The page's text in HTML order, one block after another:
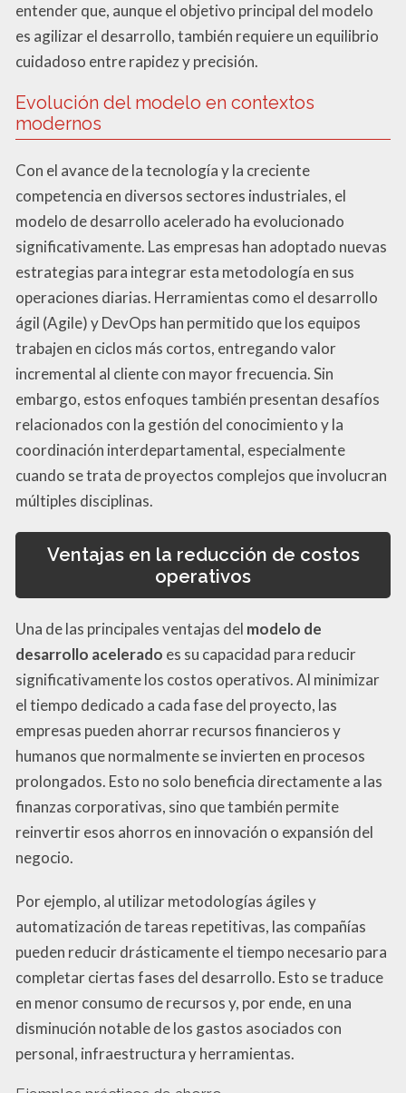
entender que, aunque el objetivo principal del modelo
es agilizar el desarrollo, también requiere un equilibrio
cuidadoso entre rapidez y precisión.
Evolución del modelo en contextos
modernos
Con el avance de la tecnología y la creciente
competencia en diversos sectores industriales, el
modelo de desarrollo acelerado ha evolucionado
significativamente. Las empresas han adoptado nuevas
estrategias para integrar esta metodología en sus
operaciones diarias. Herramientas como el desarrollo
ágil (Agile) y DevOps han permitido que los equipos
trabajen en ciclos más cortos, entregando valor
incremental al cliente con mayor frecuencia. Sin
embargo, estos enfoques también presentan desafíos
relacionados con la gestión del conocimiento y la
coordinación interdepartamental, especialmente
cuando se trata de proyectos complejos que involucran
múltiples disciplinas.
Ventajas en la reducción de costos
operativos
Una de las principales ventajas del modelo de
desarrollo acelerado es su capacidad para reducir
significativamente los costos operativos. Al minimizar
el tiempo dedicado a cada fase del proyecto, las
empresas pueden ahorrar recursos financieros y
humanos que normalmente se invierten en procesos
prolongados. Esto no solo beneficia directamente a las
finanzas corporativas, sino que también permite
reinvertir esos ahorros en innovación o expansión del
negocio.
Por ejemplo, al utilizar metodologías ágiles y
automatización de tareas repetitivas, las compañías
pueden reducir drásticamente el tiempo necesario para
completar ciertas fases del desarrollo. Esto se traduce
en menor consumo de recursos y, por ende, en una
disminución notable de los gastos asociados con
personal, infraestructura y herramientas.